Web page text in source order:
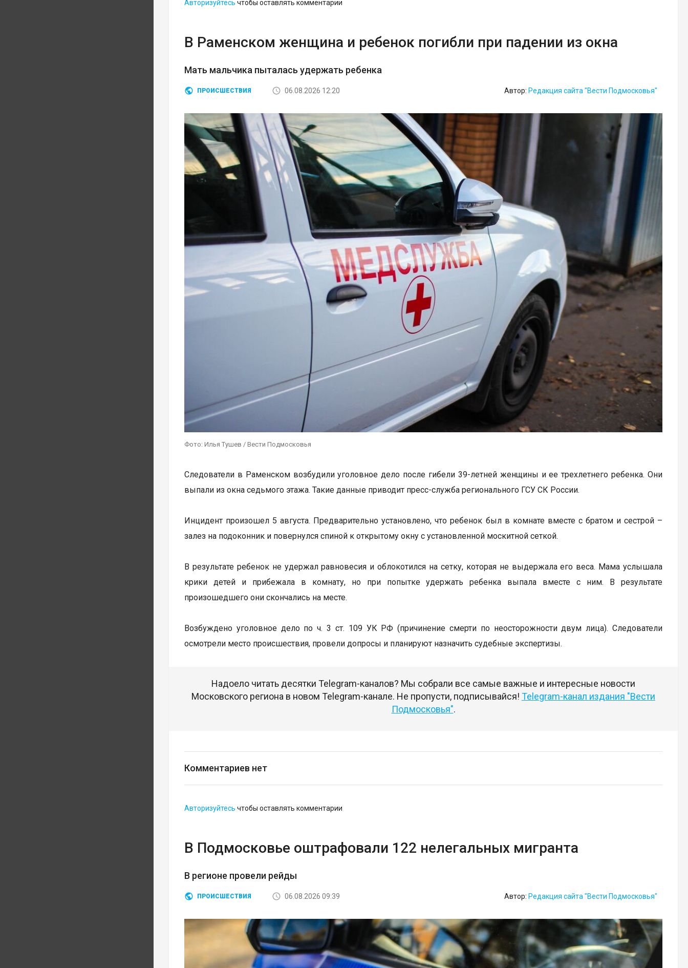
Авторизуйтесь чтобы оставлять комментарии
В Раменском женщина и ребенок погибли при падении из окна
Мать мальчика пыталась удержать ребенка
ПРОИСШЕСТВИЯ 06.08.2026 12:20 Автор: Редакция сайта "Вести Подмосковья"
Фото: Илья Тушев / Вести Подмосковья
Следователи в Раменском возбудили уголовное дело после гибели 39-летней женщины и ее трехлетнего ребенка. Они
выпали из окна седьмого этажа. Такие данные приводит пресс-служба регионального ГСУ СК России.
Инцидент произошел 5 августа. Предварительно установлено, что ребенок был в комнате вместе с братом и сестрой –
залез на подоконник и повернулся спиной к открытому окну с установленной москитной сеткой.
В результате ребенок не удержал равновесия и облокотился на сетку, которая не выдержала его веса. Мама услышала
крики детей и прибежала в комнату, но при попытке удержать ребенка выпала вместе с ним. В результате
произошедшего они скончались на месте.
Возбуждено уголовное дело по ч. 3 ст. 109 УК РФ (причинение смерти по неосторожности двум лица). Следователи
осмотрели место происшествия, провели допросы и планируют назначить судебные экспертизы.
Надоело читать десятки Telegram-каналов? Мы собрали все самые важные и интересные новости
Московского региона в новом Telegram-канале. Не пропусти, подписывайся! Telegram-канал издания "Вести
Подмосковья".
Комментариев нет
Авторизуйтесь чтобы оставлять комментарии
В Подмосковье оштрафовали 122 нелегальных мигранта
В регионе провели рейды
ПРОИСШЕСТВИЯ 06.08.2026 09:39 Автор: Редакция сайта "Вести Подмосковья"